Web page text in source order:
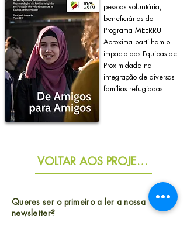
pessoas voluntária,
beneficiárias do
Programa MEERRU
Aproxima partilham o
impacto das Equipas de
Proximidade na
integração de diversas
famílias refugiadas
VOLTAR AOS PROJETOS
Queres ser o primeiro a ler a nossa
newsletter?